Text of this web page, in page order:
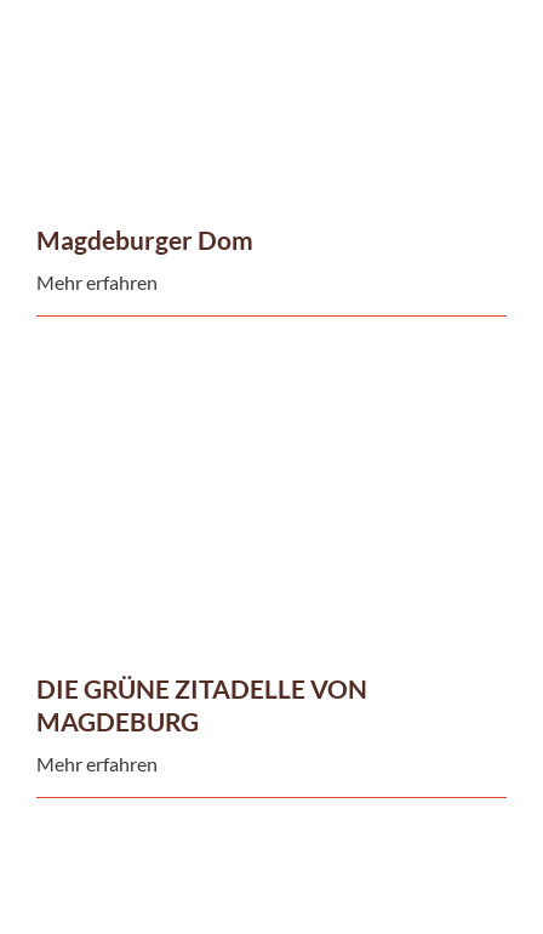
Magdeburger Dom
Mehr erfahren
DIE GRÜNE ZITADELLE VON
MAGDEBURG
Mehr erfahren